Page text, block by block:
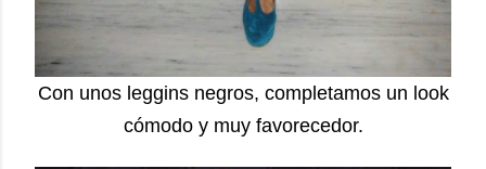
Con unos leggins negros, completamos un look
cómodo y muy favorecedor.